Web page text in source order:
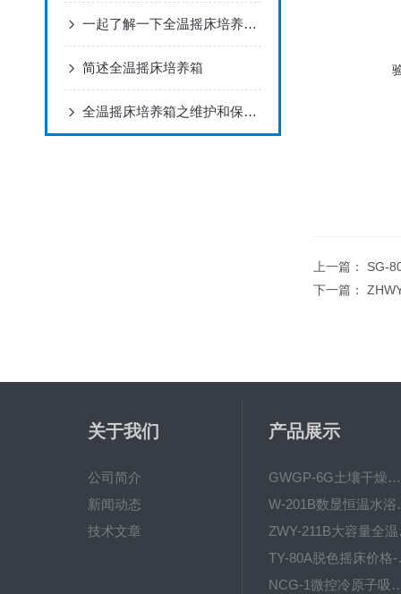
一起了解一下全温摇床培养箱用途和其主要优点
简述全温摇床培养箱
全温摇床培养箱之维护和保养方法
上一篇： SG-
下一篇：
关于我们
公司简介
新闻动态
技术文章
产品展示
GWGP-6G土壤干燥柜-干燥箱/干燥机
W-
TY-
NCG-1微控冷